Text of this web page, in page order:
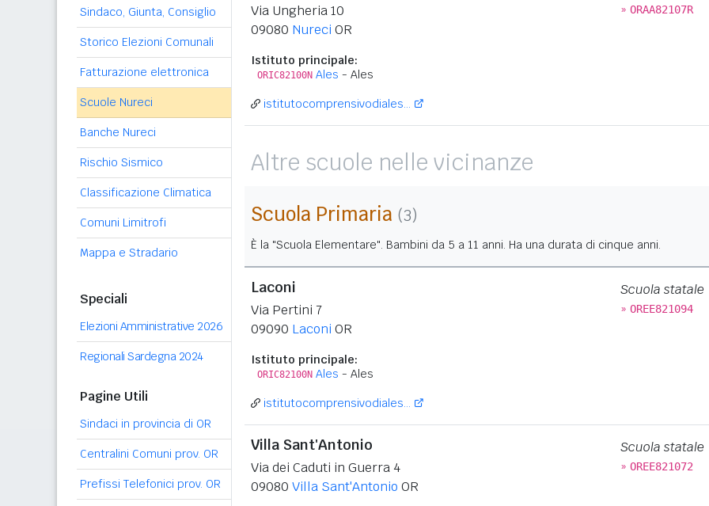
Sindaco, Giunta, Consiglio
Storico Elezioni Comunali
Fatturazione elettronica
Scuole Nureci
Banche Nureci
Rischio Sismico
Classificazione Climatica
Comuni Limitrofi
Mappa e Stradario
Speciali
Elezioni Amministrative 2026
Regionali Sardegna 2024
Pagine Utili
Sindaci in provincia di OR
Centralini Comuni prov. OR
Prefissi Telefonici prov. OR
Via Ungheria 10
09080 Nureci OR
Istituto principale:
ORIC82100N Ales - Ales
» ORAA82107R
istitutocomprensivodiales...
Altre scuole nelle vicinanze
Scuola Primaria (3)
È la "Scuola Elementare". Bambini da 5 a 11 anni. Ha una durata di cinque anni.
Laconi
Via Pertini 7
09090 Laconi OR
Istituto principale:
ORIC82100N Ales - Ales
Scuola statale
» OREE821094
istitutocomprensivodiales...
Villa Sant'Antonio
Via dei Caduti in Guerra 4
09080 Villa Sant'Antonio OR
Scuola statale
» OREE821072